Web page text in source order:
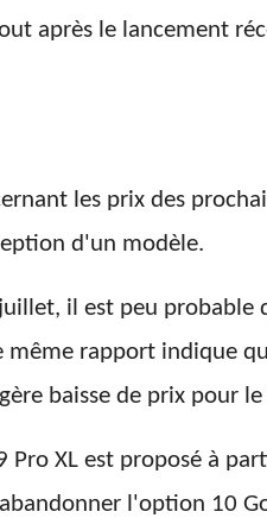
après le lancement
les prix des
d'un modèle.
il est peu probable
rapport indique
baisse de prix pour
XL est proposé à
l'option 10